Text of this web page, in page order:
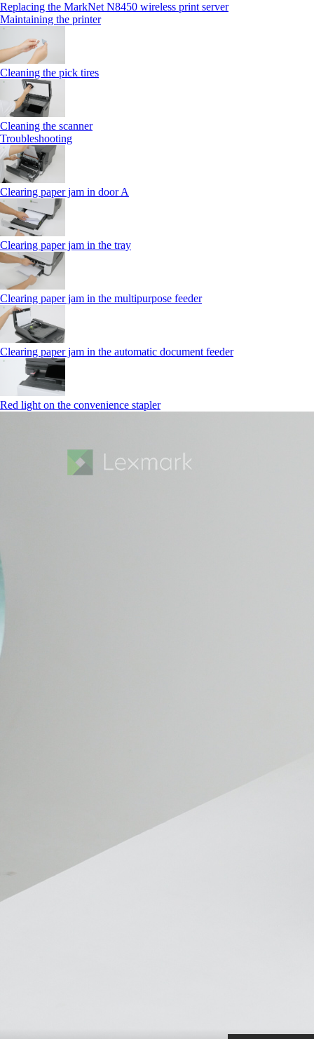
Replacing the MarkNet N8450 wireless print server
Maintaining the printer
Cleaning the pick tires
Cleaning the scanner
Troubleshooting
Clearing paper jam in door A
Clearing paper jam in the tray
Clearing paper jam in the multipurpose feeder
Clearing paper jam in the automatic document feeder
Red light on the convenience stapler